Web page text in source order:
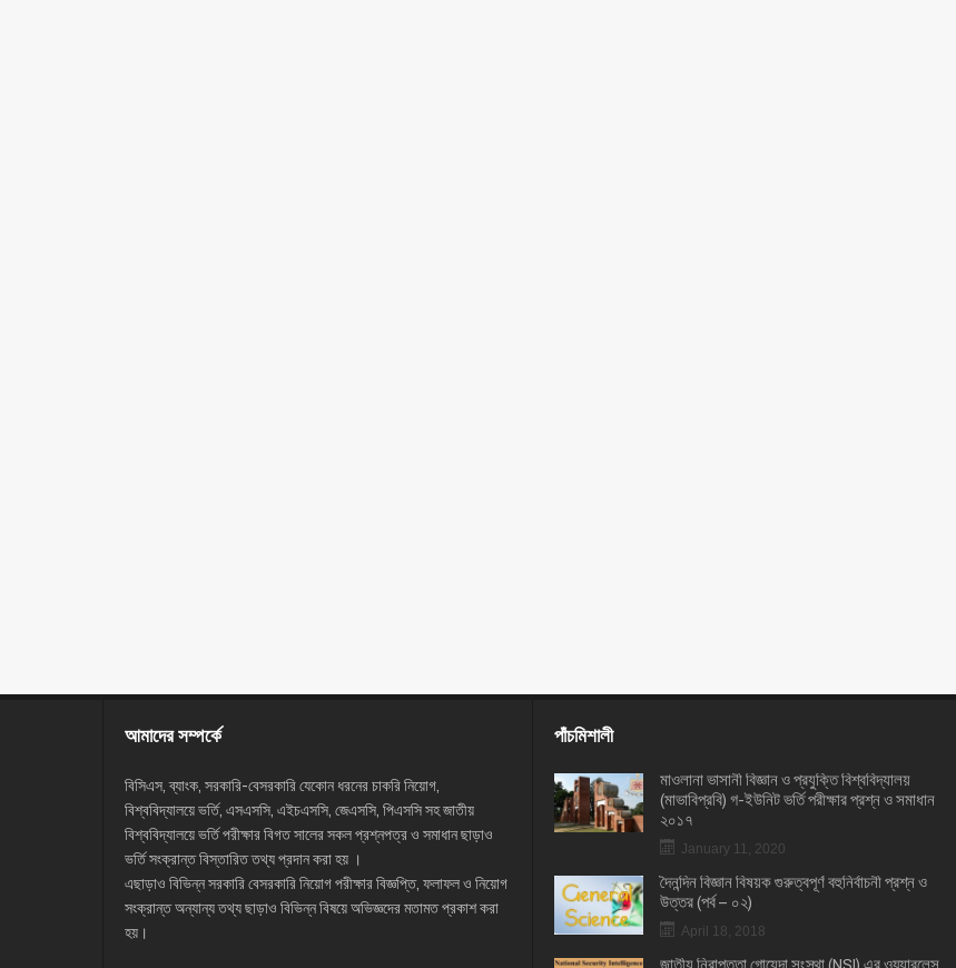
আমাদের সম্পর্কে
বিসিএস, ব্যাংক, সরকারি-বেসরকারি যেকোন ধরনের চাকরি নিয়োগ,
বিশ্ববিদ্যালয়ে ভর্তি, এসএসসি, এইচএসসি, জেএসসি, পিএসসি সহ জাতীয়
বিশ্ববিদ্যালয়ে ভর্তি পরীক্ষার বিগত সালের সকল প্রশ্নপত্র ও সমাধান ছাড়াও
ভর্তি সংক্রান্ত বিস্তারিত তথ্য প্রদান করা হয় ।
এছাড়াও বিভিন্ন সরকারি বেসরকারি নিয়োগ পরীক্ষার বিজ্ঞপ্তি, ফলাফল ও নিয়োগ
সংক্রান্ত অন্যান্য তথ্য ছাড়াও বিভিন্ন বিষয়ে অভিজ্ঞদের মতামত প্রকাশ করা
হয়।
পাঁচমিশালী
মাওলানা ভাসানী বিজ্ঞান ও প্রযুক্তি বিশ্ববিদ্যালয়
(মাভাবিপ্রবি) গ-ইউনিট ভর্তি পরীক্ষার প্রশ্ন ও সমাধান
২০১৭
January 11, 2020
দৈনন্দিন বিজ্ঞান বিষয়ক গুরুত্বপূর্ণ বহুনির্বাচনী প্রশ্ন ও
উত্তর (পর্ব – ০২)
April 18, 2018